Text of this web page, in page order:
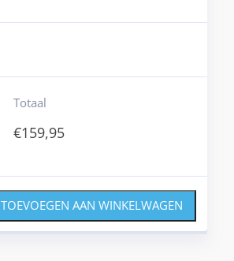
Totaal
€159,95
TOEVOEGEN AAN WINKELWAGEN